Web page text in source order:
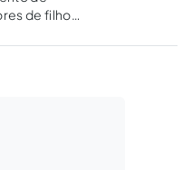
de filho